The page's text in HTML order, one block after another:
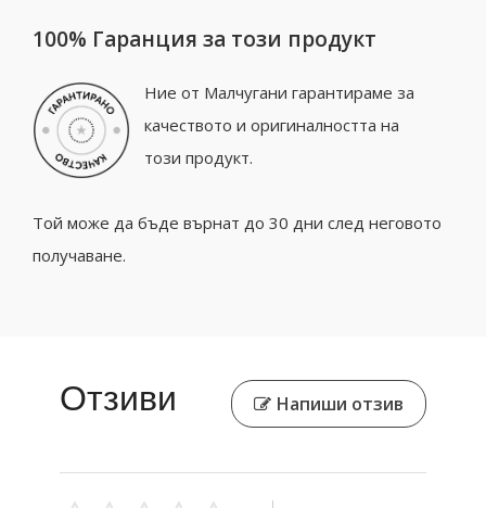
100% Гаранция за този продукт
Ние от Малчугани гарантираме за
качеството и оригиналността на
този продукт.
Той може да бъде върнат до 30 дни след неговото
получаване.
Отзиви Напиши отзив